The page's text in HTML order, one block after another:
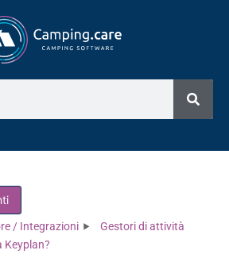
/ Integrazioni
Gestori di attività
Keyplan?